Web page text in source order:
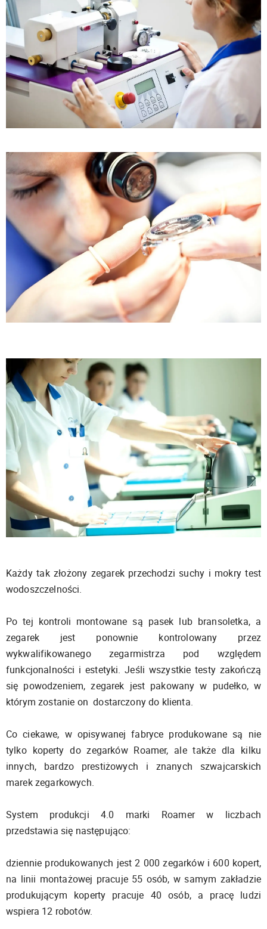
Każdy tak złożony zegarek przechodzi suchy i mokry test
wodoszczelności.
Po tej kontroli montowane są pasek lub bransoletka, a
zegarek jest ponownie kontrolowany przez
wykwalifikowanego zegarmistrza pod względem
funkcjonalności i estetyki. Jeśli wszystkie testy zakończą
się powodzeniem, zegarek jest pakowany w pudełko, w
którym zostanie on dostarczony do klienta.
Co ciekawe, w opisywanej fabryce produkowane są nie
tylko koperty do zegarków Roamer, ale także dla kilku
innych, bardzo prestiżowych i znanych szwajcarskich
marek zegarkowych.
System produkcji 4.0 marki Roamer w liczbach
przedstawia się następująco:
dziennie produkowanych jest 2 000 zegarków i 600 kopert,
na linii montażowej pracuje 55 osób, w samym zakładzie
produkującym koperty pracuje 40 osób, a pracę ludzi
wspiera 12 robotów.